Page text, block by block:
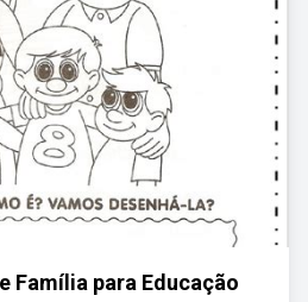
Família para Educação